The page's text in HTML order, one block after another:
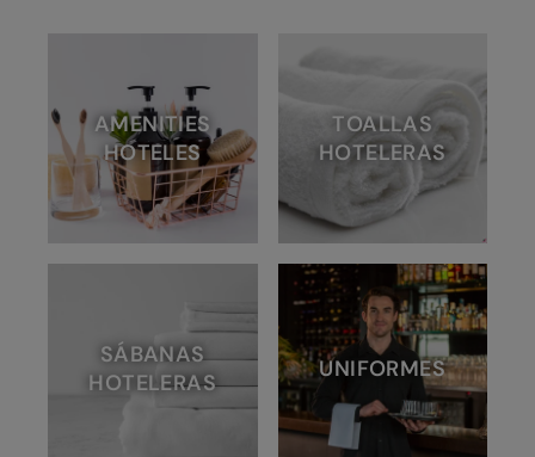
AMENITIES
HOTELES
TOALLAS
HOTELERAS
SÁBANAS
HOTELERAS
UNIFORMES